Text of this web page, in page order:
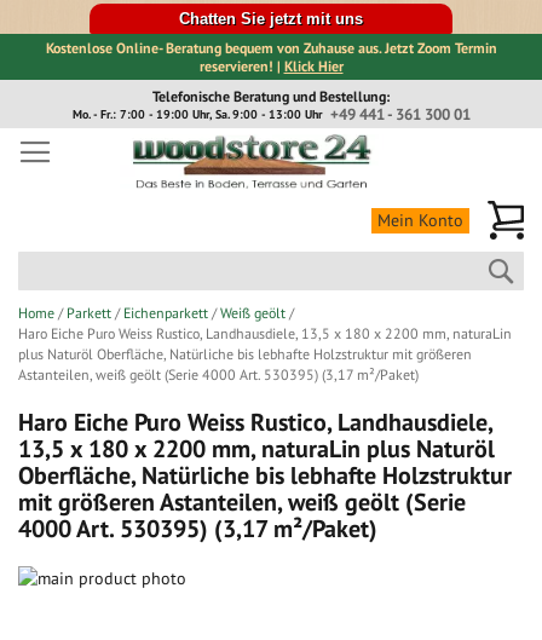
Chatten Sie jetzt mit uns
Kostenlose Online- Beratung bequem von Zuhause aus. Jetzt Zoom Termin
reservieren! | Klick Hier
Inhalt
Telefonische Beratung und Bestellung:
+49 441 - 361 300 01
Mo. - Fr.: 7:00 - 19:00 Uhr, Sa. 9:00 - 13:00 Uhr
Mein Konto
Home Parkett Eichenparkett
Weiß geölt
Haro Eiche Puro Weiss Rustico, Landhausdiele, 13,5 x 180 x 2200 mm, naturaLin
plus Naturöl Oberfläche, Natürliche bis lebhafte Holzstruktur mit größeren
Astanteilen, weiß geölt (Serie 4000 Art. 530395) (3,17 m²/Paket)
Haro Eiche Puro Weiss Rustico, Landhausdiele,
13,5 x 180 x 2200 mm, naturaLin plus Naturöl
Oberfläche, Natürliche bis lebhafte Holzstruktur
mit größeren Astanteilen, weiß geölt (Serie
4000 Art. 530395) (3,17 m²/Paket)
Zum